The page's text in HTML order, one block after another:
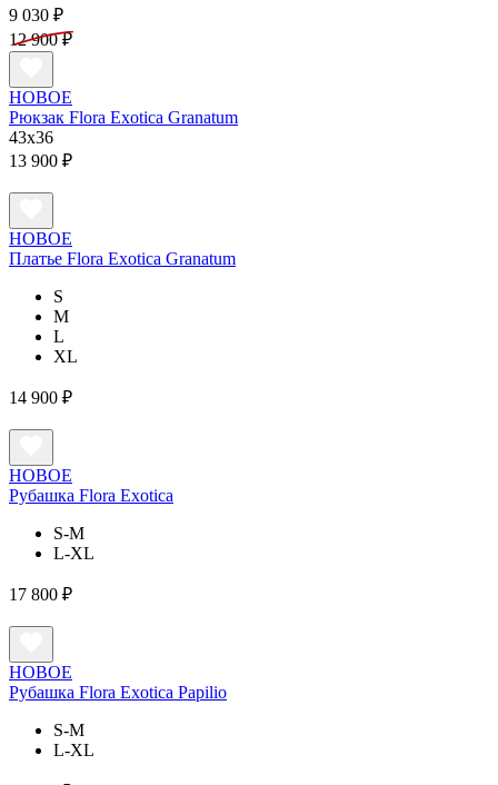
9 030 ₽
12 900 ₽
НОВОЕ
Рюкзак Flora Exotica Granatum
43x36
13 900 ₽
НОВОЕ
Платье Flora Exotica Granatum
S
M
L
XL
14 900 ₽
НОВОЕ
Рубашка Flora Exotica
S-M
L-XL
17 800 ₽
НОВОЕ
Рубашка Flora Exotica Papilio
S-M
L-XL